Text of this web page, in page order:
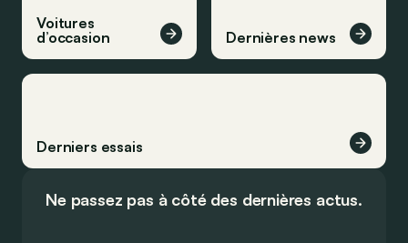
Voitures
d’occasion
Dernières news
Derniers essais
Ne passez pas à côté des dernières actus.